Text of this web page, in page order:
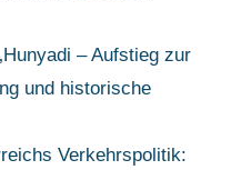
– Aufstieg zur
und historische
Verkehrspolitik: